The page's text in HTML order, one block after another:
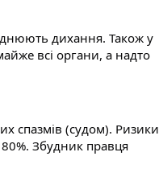
дихання. Також у
всі органи, а надто
спазмів (судом). Ризики
Збудник правця